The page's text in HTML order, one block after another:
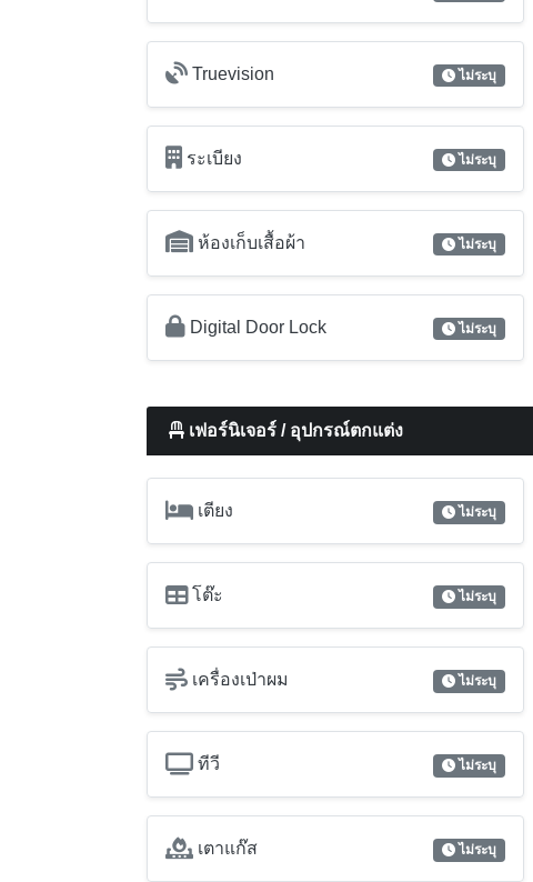
Truevision ไม่ระบุ
ระเบียง ไม่ระบุ
ห้องเก็บเสื้อผ้า ไม่ระบุ
Digital Door Lock ไม่ระบุ
เฟอร์นิเจอร์ / อุปกรณ์ตกแต่ง
เตียง ไม่ระบุ
โต๊ะ ไม่ระบุ
เครื่องเป่าผม ไม่ระบุ
ทีวี ไม่ระบุ
เตาแก๊ส ไม่ระบุ